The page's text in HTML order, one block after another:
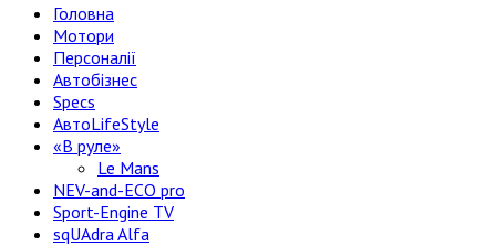
Головна
Мотори
Персоналії
Автобізнес
Specs
АвтоLifeStyle
«В руле»
Le Mans
NEV-and-ECO pro
Sport-Engine TV
sqUAdra Alfa